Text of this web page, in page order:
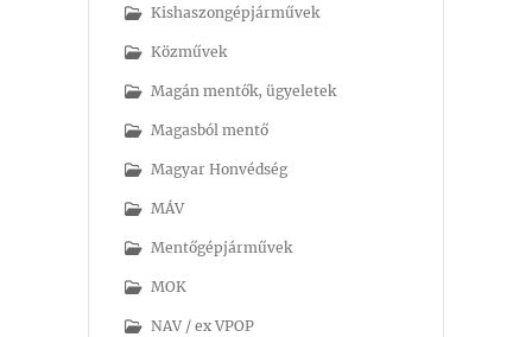
Kishaszongépjárművek
Közművek
Magán mentők, ügyeletek
Magasból mentő
Magyar Honvédség
MÁV
Mentőgépjárművek
MOK
NAV / ex VPOP